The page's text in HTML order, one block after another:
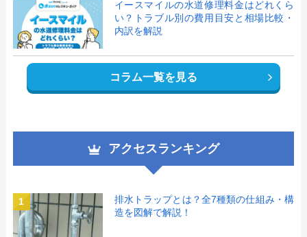
イースマイルの水道修理料金はどれくら
い？トラブル別の費用目安と相場比較・
内訳を解説
コラム一覧を見る
アクセスランキング
1
排水トラップとは？全7種類の仕組み・構
造を図解で解説！